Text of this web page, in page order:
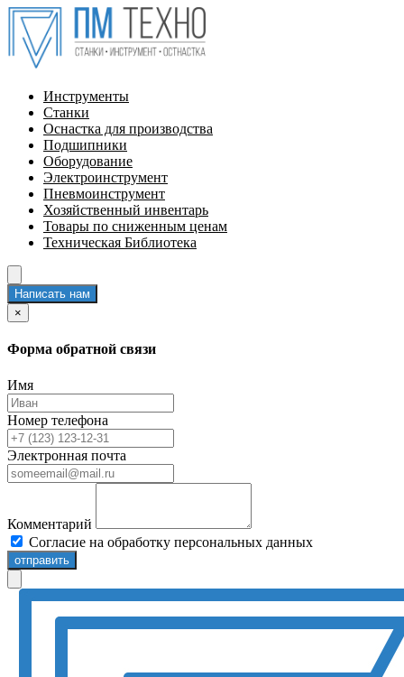
Инструменты
Станки
Оснастка для производства
Подшипники
Оборудование
Электроинструмент
Пневмоинструмент
Хозяйственный инвентарь
Товары по сниженным ценам
Техническая Библиотека
Написать нам
×
Форма обратной связи
Имя
Номер телефона
Электронная почта
Комментарий
Согласие на обработку персональных данных
отправить